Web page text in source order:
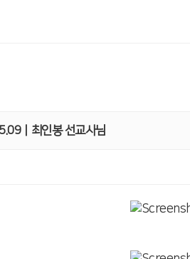
ㅣ최인봉 선교사님